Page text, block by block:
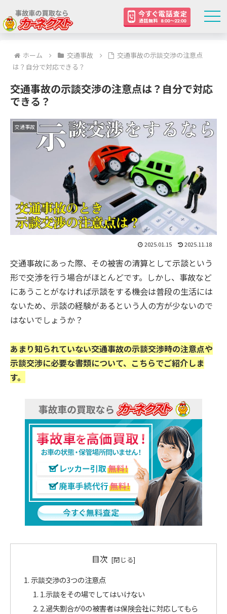
ホーム 交通事故
交通事故の示談交渉の注意点
は？自分で対応できる？
交通事故の示談交渉の注意点は？自分で対応
できる？
交通事故
2025.01.15 2025.11.18
交通事故にあった際、その被害の清算として示談という
形で交渉を行う場合がほとんどです。しかし、事故など
にあうことがなければ示談をする機会は普段の生活には
ないため、示談の経験があるという人の方が少ないので
はないでしょうか？
あまり知られていない交通事故の示談交渉時の注意点や
示談交渉に必要な書類について、こちらでご紹介しま
す。
目次
示談交渉の3つの注意点
1.示談をその場でしてはいけない
2.過失割合が0の被害者は保険会社に対応してもら